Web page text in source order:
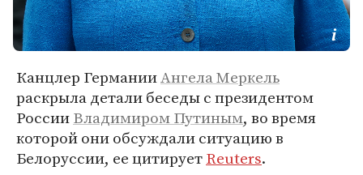
Канцлер ГерманииАнгела Меркель
раскрыла детали беседы с президентом
РоссииВладимиром Путиным, во время
которой они обсуждали ситуацию в
Белоруссии, ее цитируетReuters.